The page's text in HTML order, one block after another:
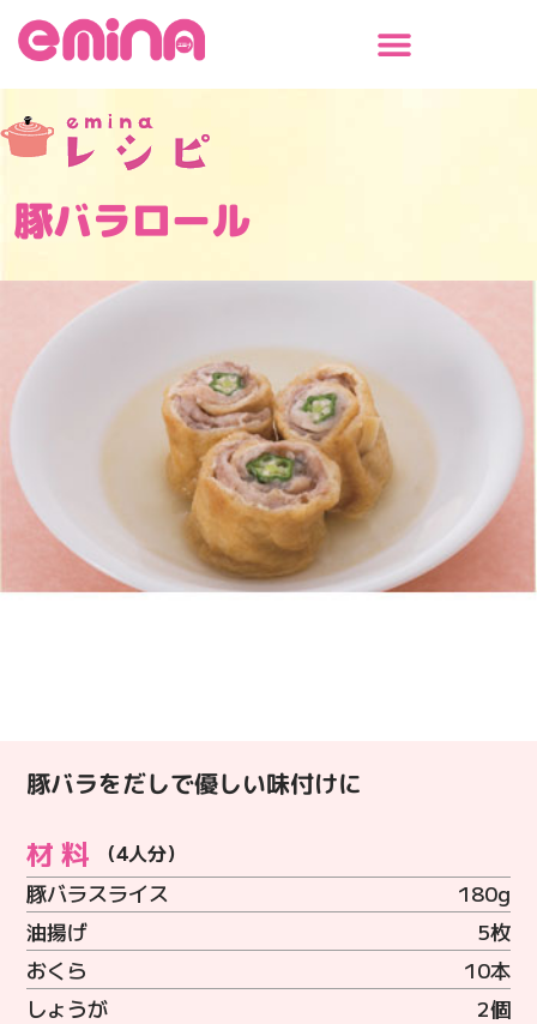
キ
ッ
豚バラロール
豚バラをだしで優しい味付けに
材料 （4人分）
豚バラスライス
180g
油揚げ
5枚
おくら
10本
しょうが
2個